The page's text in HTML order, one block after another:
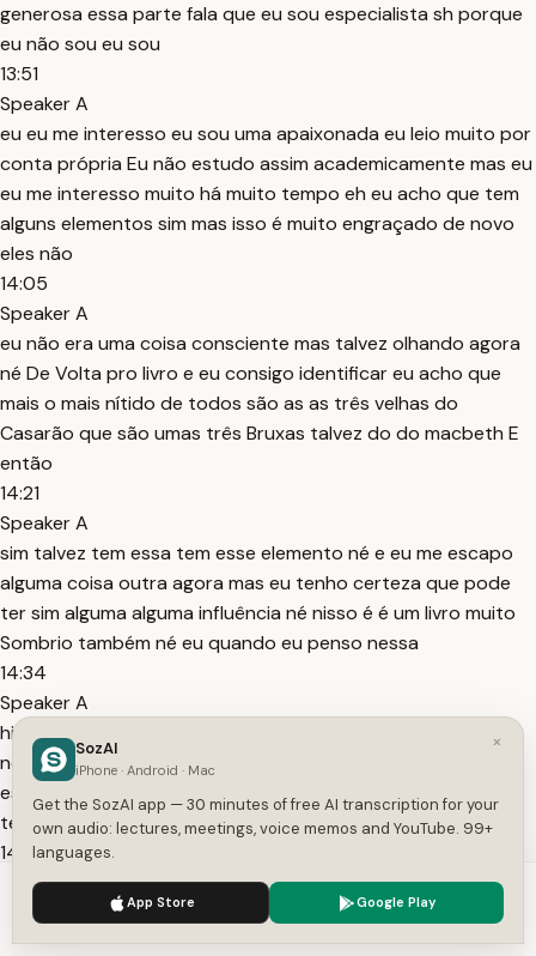
generosa essa parte fala que eu sou especialista sh porque
eu não sou eu sou
13:51
Speaker A
eu eu me interesso eu sou uma apaixonada eu leio muito por
conta própria Eu não estudo assim academicamente mas eu
eu me interesso muito há muito tempo eh eu acho que tem
alguns elementos sim mas isso é muito engraçado de novo
eles não
14:05
Speaker A
eu não era uma coisa consciente mas talvez olhando agora
né De Volta pro livro e eu consigo identificar eu acho que
mais o mais nítido de todos são as as três velhas do
Casarão que são umas três Bruxas talvez do do macbeth E
então
14:21
Speaker A
sim talvez tem essa tem esse elemento né e eu me escapo
alguma coisa outra agora mas eu tenho certeza que pode
ter sim alguma alguma influência né nisso é é um livro muito
Sombrio também né eu quando eu penso nessa
14:34
Speaker A
história eu penso sempre ou preto e branca ou meio velada
né uma coisa então é um pouco também com ess como
essa essa atmosfera assim do do do macbeth talvez não
tem nada a ver com macbeth mas tem
14:50
Speaker A
talvez tem esses elementos sim como a gente escreve a
partir da gente né tudo que forma a gente acaba de alguma
We use cookies to enhance your experience.
×
SozAI
iPhone · Android · Mac
Get the SozAI app — 30 minutes of free AI transcription for your
own audio: lectures, meetings, voice memos and YouTube. 99+
languages.
App Store Google Play